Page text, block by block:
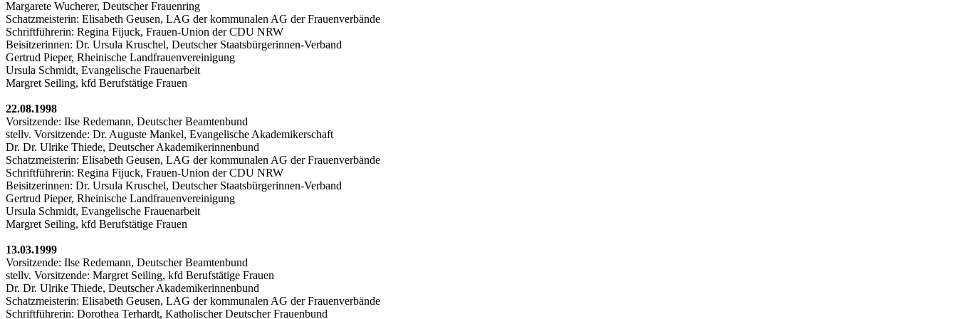
Margarete Wucherer, Deutscher Frauenring
Schatzmeisterin: Elisabeth Geusen, LAG der kommunalen AG der Frauenverbände
Schriftführerin: Regina Fijuck, Frauen-Union der CDU NRW
Beisitzerinnen: Dr. Ursula Kruschel, Deutscher Staatsbürgerinnen-Verband
Gertrud Pieper, Rheinische Landfrauenvereinigung
Ursula Schmidt, Evangelische Frauenarbeit
Margret Seiling, kfd Berufstätige Frauen
22.08.1998
Vorsitzende: Ilse Redemann, Deutscher Beamtenbund
stellv. Vorsitzende: Dr. Auguste Mankel, Evangelische Akademikerschaft
Dr. Dr. Ulrike Thiede, Deutscher Akademikerinnenbund
Schatzmeisterin: Elisabeth Geusen, LAG der kommunalen AG der Frauenverbände
Schriftführerin: Regina Fijuck, Frauen-Union der CDU NRW
Beisitzerinnen: Dr. Ursula Kruschel, Deutscher Staatsbürgerinnen-Verband
Gertrud Pieper, Rheinische Landfrauenvereinigung
Ursula Schmidt, Evangelische Frauenarbeit
Margret Seiling, kfd Berufstätige Frauen
13.03.1999
Vorsitzende: Ilse Redemann, Deutscher Beamtenbund
stellv. Vorsitzende: Margret Seiling, kfd Berufstätige Frauen
Dr. Dr. Ulrike Thiede, Deutscher Akademikerinnenbund
Schatzmeisterin: Elisabeth Geusen, LAG der kommunalen AG der Frauenverbände
Schriftführerin: Dorothea Terhardt, Katholischer Deutscher Frauenbund